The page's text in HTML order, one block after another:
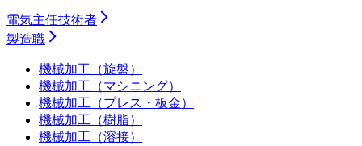
電気主任技術者
製造職
機械加工（旋盤）
機械加工（マシニング）
機械加工（プレス・板金）
機械加工（樹脂）
機械加工（溶接）